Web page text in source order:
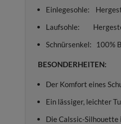
Einlegesohle:
Laufsohle:
Schnürsenkel: 100%
BESONDERHEITEN:
Der Komfort eines
Ein lässiger, leichter
Die Calssic-Silhouette